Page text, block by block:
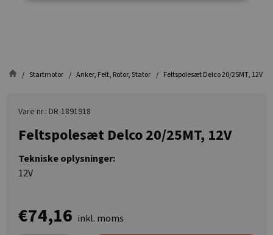
Startmotor Anker, Felt, Rotor, Stator Feltspolesæt Delco 20/25MT, 12V
Vare nr.: DR-1891918
Feltspolesæt Delco 20/25MT, 12V
Tekniske oplysninger:
12V
€74,16 inkl. moms